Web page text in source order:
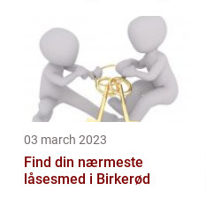
03 march 2023
Find din nærmeste
låsesmed i Birkerød